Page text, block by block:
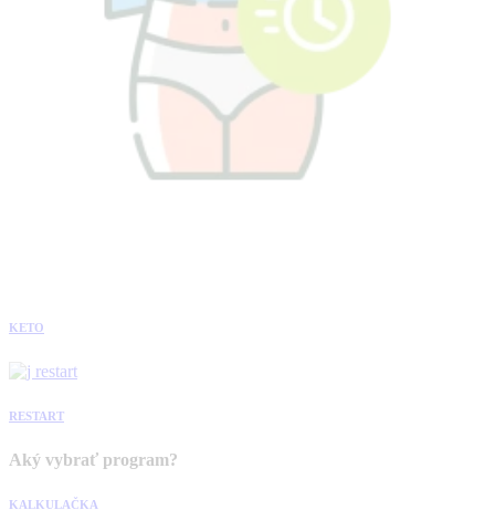
KETO
RESTART
Aký vybrať program?
KALKULAČKA